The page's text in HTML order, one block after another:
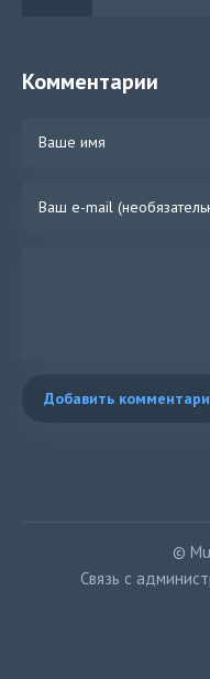
Комментарии
Добавить
©
Связь с